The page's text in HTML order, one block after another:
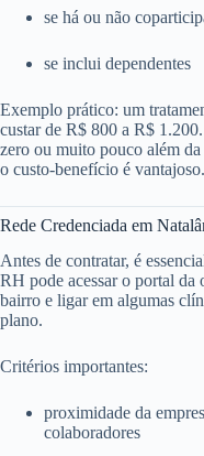
se há ou não
se inclui dependentes
Exemplo prático: um
custar de R$ 800 a R$
zero ou muito pouco além
o custo-benefício é vantajoso.
Rede Credenciada em
Antes de contratar, é
RH pode acessar o portal da
bairro e ligar em algumas
plano.
Critérios importantes:
proximidade da
colaboradores